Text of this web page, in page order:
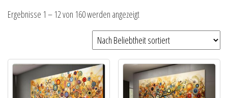
Ergebnisse 1 – 12 von 160 werden angezeigtNach
Beliebtheit
sortiert